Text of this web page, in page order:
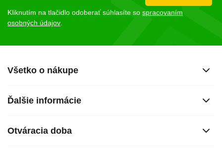
Kliknutím na tlačidlo odoberať súhlasíte so spracovaním
osobných údajov
Všetko o nákupe
Ďalšie informácie
Otváracia doba